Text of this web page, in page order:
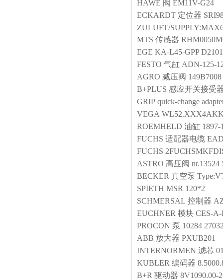
HAWE 阀 EM11V-G24
ECKARDT 定位器
ZULUFT/
MTS 传感器
EGE KA-L45-GPP
FESTO 气缸 ADN-125-
AGRO 减压阀 149B7008
B+PLUS 感应开关接受
GRIP quick-change
VEGA
ROEMHELD 油缸
FUCHS 适配器电缆
FUCHS
ASTRO 高压阀 nr.13524
BECKER 真空泵
SPIETH MSR 120*2
SCHMERSAL 控制器
EUCHNER 模块 CES-
PROCON 泵 10284
ABB 放大器 PXUB201
INTERNORMEN 滤芯
KUBLER 编码器
B+R 驱动器 8V1090.00-2